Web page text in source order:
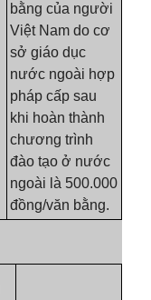
bằng của người
Việt Nam do cơ
sở giáo dục
nước ngoài hợp
pháp cấp sau
khi hoàn thành
chương trình
đào tạo ở nước
ngoài là 500.000
đồng/văn bằng.